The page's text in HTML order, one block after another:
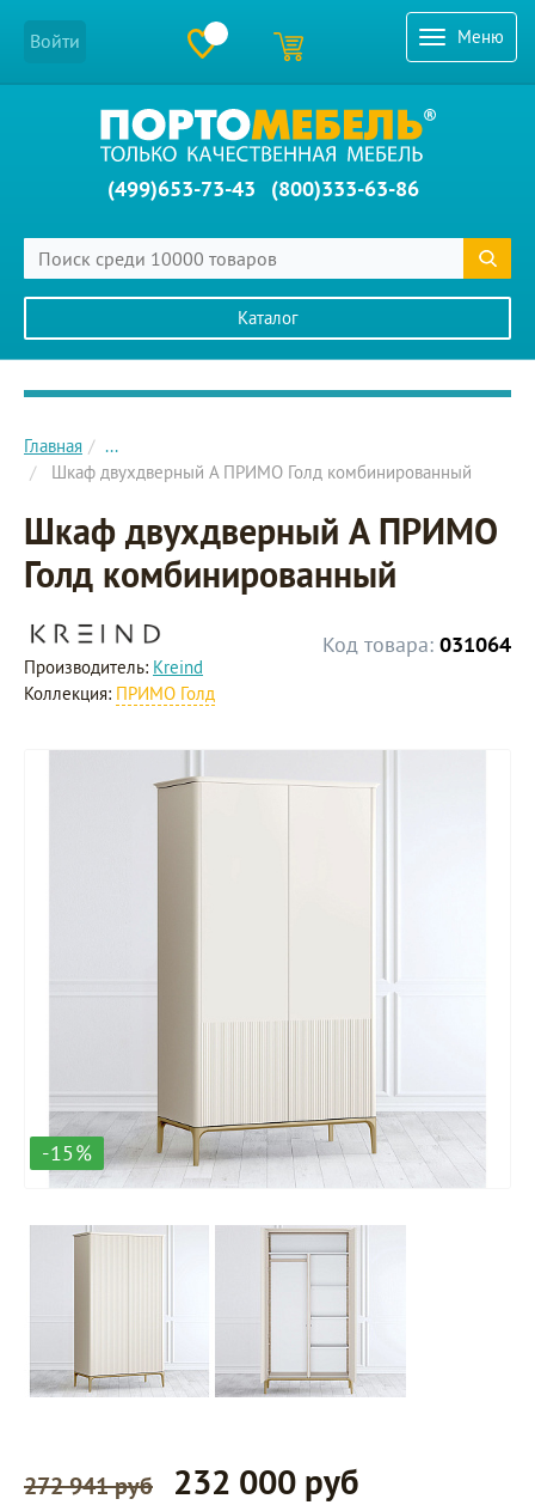
Меню
Войти
(499)653-73-43 (800)333-63-86
Каталог
Главное меню сайта
Главная
...
Шкаф двухдверный A ПРИМО Голд комбинированный
Шкаф двухдверный A ПРИМО
Голд комбинированный
Код товара: 031064
Производитель: Kreind
Коллекция: ПРИМО Голд
-15%
272 941 руб 232 000 руб